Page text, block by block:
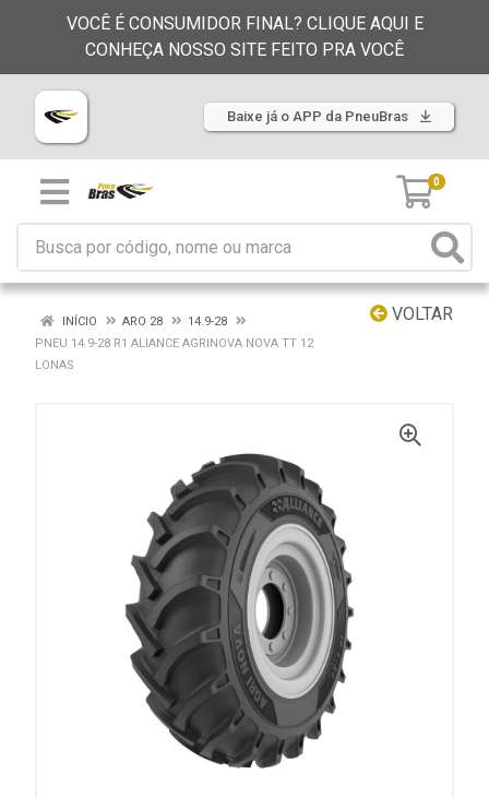
VOCÊ É CONSUMIDOR FINAL? CLIQUE AQUI E
CONHEÇA NOSSO SITE FEITO PRA VOCÊ
Baixe já o APP da PneuBras
0
VOLTAR
INÍCIO ARO 28
14.9-28
PNEU 14.9-28 R1 ALIANCE AGRINOVA NOVA TT 12
LONAS